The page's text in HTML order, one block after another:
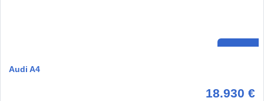
Audi A4
18.930 €